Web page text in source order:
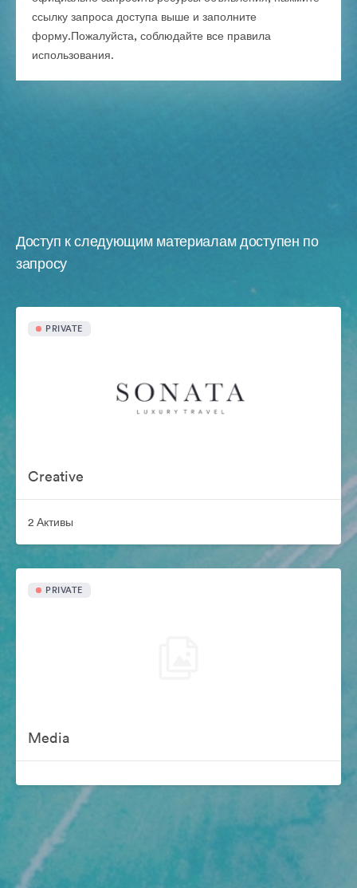
ссылку запроса доступа выше и заполните
форму.Пожалуйста, соблюдайте все правила
использования.
Доступ к следующим материалам доступен по
запросу
PRIVATE
Creative
2 Активы
PRIVATE
Media